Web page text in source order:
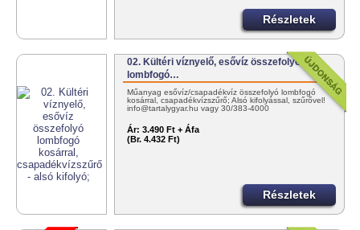
Részletek
02. Kültéri víznyelő, esővíz összefolyó
lombfogó…
Műanyag esővíz/csapadékvíz összefolyó lombfogó
kosárral, csapadékvízszűrő; Alsó kifolyással, szűrővel!
info@tartalygyar.hu vagy 30/383-4000
Ár: 3.490 Ft + Áfa
(Br. 4.432 Ft)
Részletek